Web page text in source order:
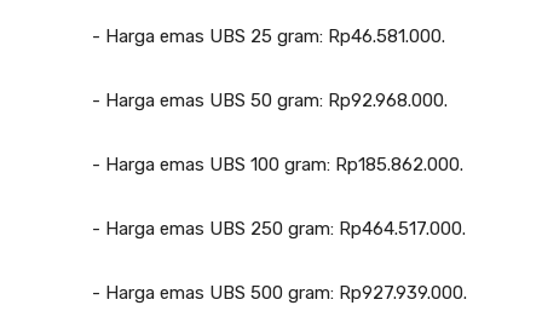
‎- Harga emas UBS 25 gram: Rp46.581.000.
‎- Harga emas UBS 50 gram: Rp92.968.000.
‎- Harga emas UBS 100 gram: Rp185.862.000.
‎- Harga emas UBS 250 gram: Rp464.517.000.
‎- Harga emas UBS 500 gram: Rp927.939.000.